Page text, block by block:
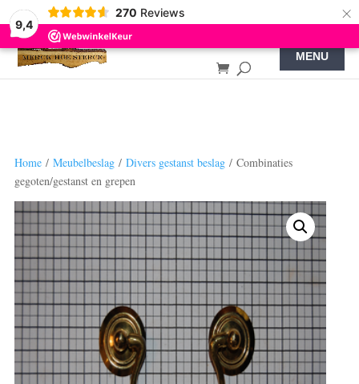
9,4
270 Reviews ×
Home/ Meubelbeslag/ Divers gestanst beslag/ Combinaties
gegoten/gestanst en grepen